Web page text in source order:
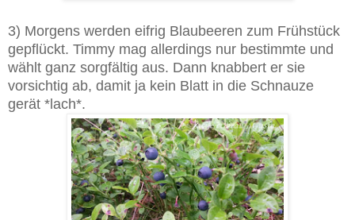
3) Morgens werden eifrig Blaubeeren zum Frühstück
gepflückt. Timmy mag allerdings nur bestimmte und
wählt ganz sorgfältig aus. Dann knabbert er sie
vorsichtig ab, damit ja kein Blatt in die Schnauze
gerät *lach*.